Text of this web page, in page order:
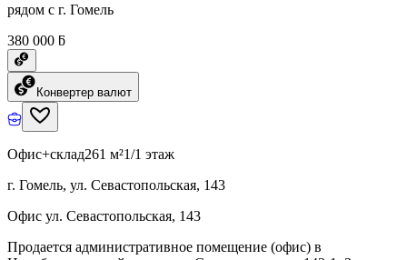
рядом с г. Гомель
380 000 ƃ
Конвертер валют
Офис+склад261 м²1/1 этаж
г. Гомель, ул. Севастопольская, 143
Офис ул. Севастопольская, 143
Продается административное помещение (офис) в